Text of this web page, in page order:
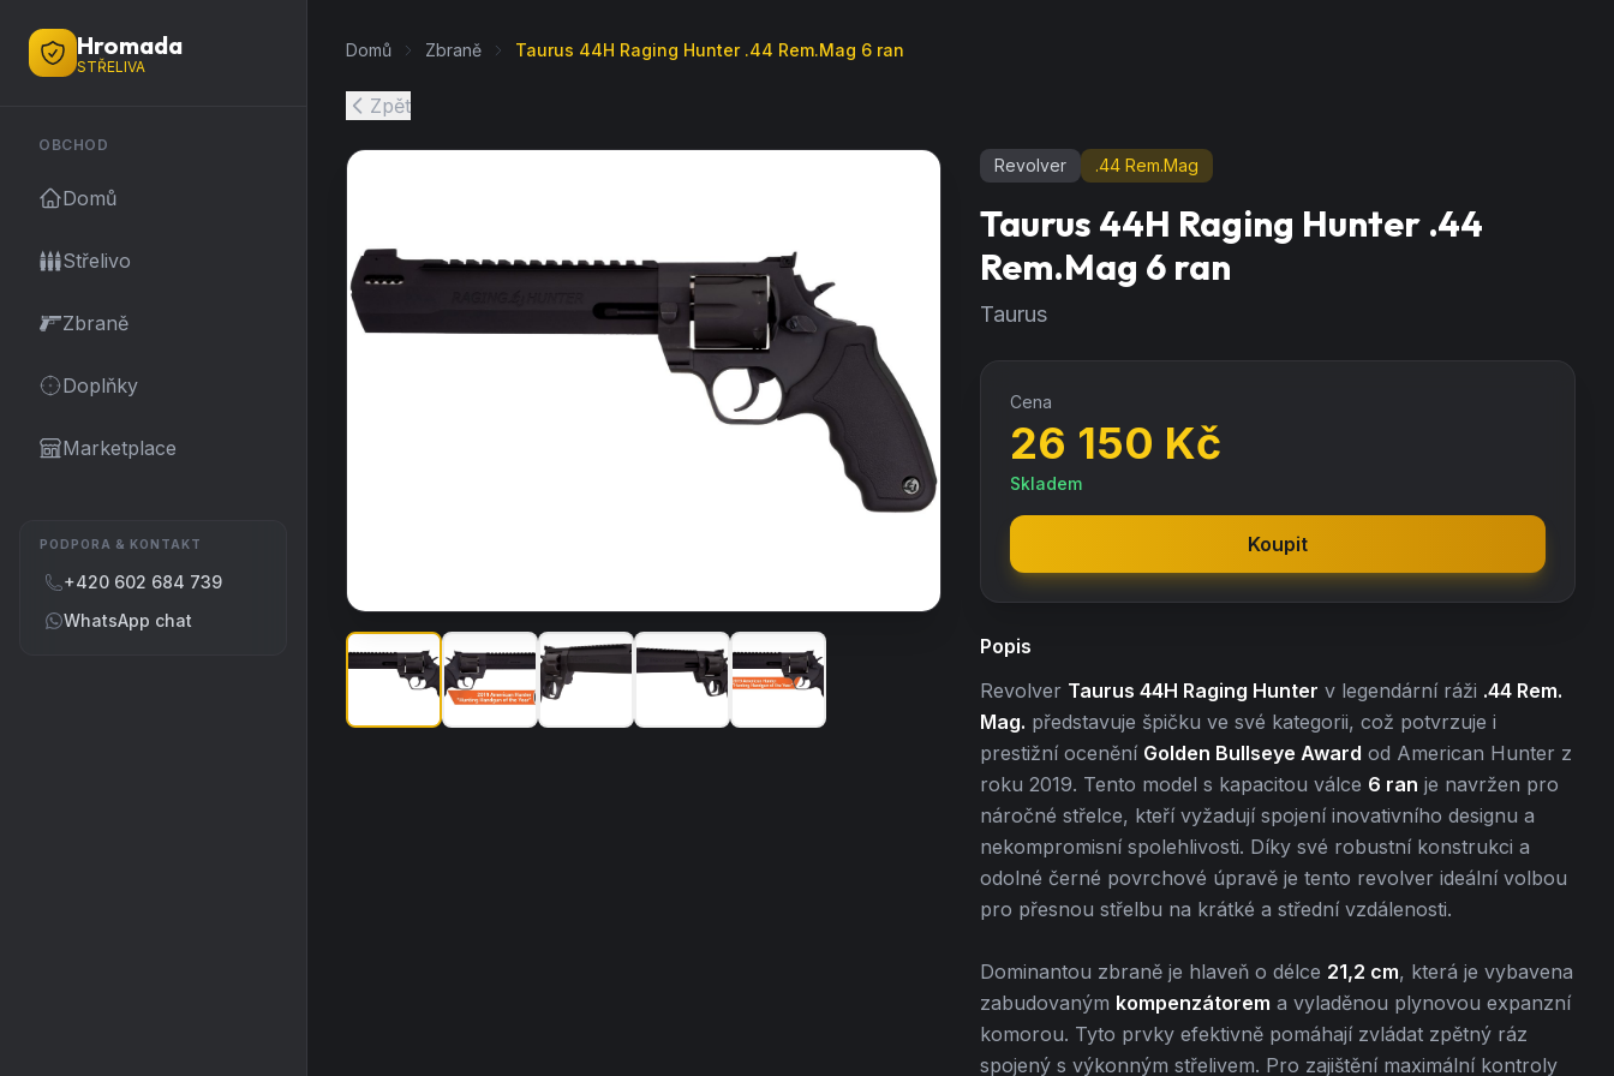
Hromada
STŘELIVA
OBCHOD
Domů
Střelivo
Zbraně
Doplňky
Marketplace
PODPORA & KONTAKT
+420 602 684 739
WhatsApp chat
Domů Zbraně Taurus 44H Raging Hunter .44 Rem.Mag 6 ran
Zpět
Revolver .44 Rem.Mag
Taurus 44H Raging Hunter .44
Rem.Mag 6 ran
Taurus
Cena
26 150 Kč
Skladem
Koupit
Popis
Revolver Taurus 44H Raging Hunter v legendární ráži .44 Rem.
Mag. představuje špičku ve své kategorii, což potvrzuje i
prestižní ocenění Golden Bullseye Award od American Hunter z
roku 2019. Tento model s kapacitou válce 6 ran je navržen pro
náročné střelce, kteří vyžadují spojení inovativního designu a
nekompromisní spolehlivosti. Díky své robustní konstrukci a
odolné černé povrchové úpravě je tento revolver ideální volbou
pro přesnou střelbu na krátké a střední vzdálenosti.
Dominantou zbraně je hlaveň o délce 21,2 cm, která je vybavena
zabudovaným kompenzátorem a vyladěnou plynovou expanzní
komorou. Tyto prvky efektivně pomáhají zvládat zpětný ráz
spojený s výkonným střelivem. Pro zajištění maximální kontroly